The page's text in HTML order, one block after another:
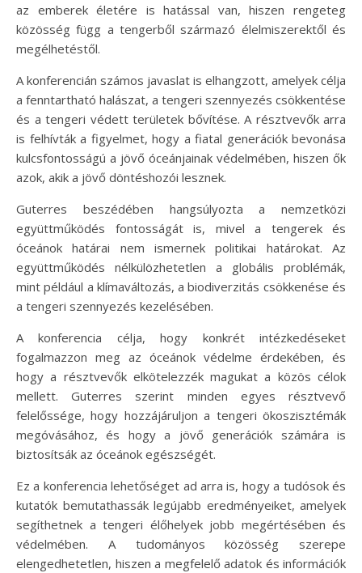
az emberek életére is hatással van, hiszen rengeteg
közösség függ a tengerből származó élelmiszerektől és
megélhetéstől.
A konferencián számos javaslat is elhangzott, amelyek célja
a fenntartható halászat, a tengeri szennyezés csökkentése
és a tengeri védett területek bővítése. A résztvevők arra
is felhívták a figyelmet, hogy a fiatal generációk bevonása
kulcsfontosságú a jövő óceánjainak védelmében, hiszen ők
azok, akik a jövő döntéshozói lesznek.
Guterres beszédében hangsúlyozta a nemzetközi
együttműködés fontosságát is, mivel a tengerek és
óceánok határai nem ismernek politikai határokat. Az
együttműködés nélkülözhetetlen a globális problémák,
mint például a klímaváltozás, a biodiverzitás csökkenése és
a tengeri szennyezés kezelésében.
A konferencia célja, hogy konkrét intézkedéseket
fogalmazzon meg az óceánok védelme érdekében, és
hogy a résztvevők elkötelezzék magukat a közös célok
mellett. Guterres szerint minden egyes résztvevő
felelőssége, hogy hozzájáruljon a tengeri ökoszisztémák
megóvásához, és hogy a jövő generációk számára is
biztosítsák az óceánok egészségét.
Ez a konferencia lehetőséget ad arra is, hogy a tudósok és
kutatók bemutathassák legújabb eredményeiket, amelyek
segíthetnek a tengeri élőhelyek jobb megértésében és
védelmében. A tudományos közösség szerepe
elengedhetetlen, hiszen a megfelelő adatok és információk